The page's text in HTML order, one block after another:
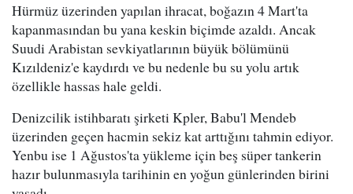
Hürmüz üzerinden yapılan ihracat, boğazın 4 Mart'ta
kapanmasından bu yana keskin biçimde azaldı. Ancak
Suudi Arabistan sevkiyatlarının büyük bölümünü
Kızıldeniz'e kaydırdı ve bu nedenle bu su yolu artık
özellikle hassas hale geldi.
Denizcilik istihbaratı şirketi Kpler, Babu'l Mendeb
üzerinden geçen hacmin sekiz kat arttığını tahmin ediyor.
Yenbu ise 1 Ağustos'ta yükleme için beş süper tankerin
hazır bulunmasıyla tarihinin en yoğun günlerinden birini